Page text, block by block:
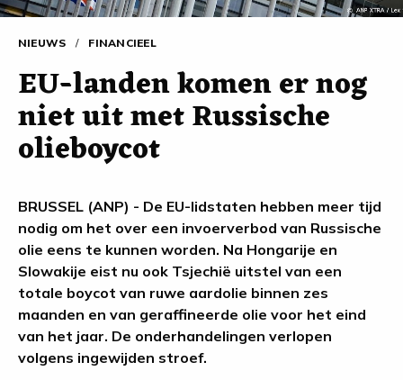
NIEUWS / FINANCIEEL
EU-landen komen er nog
niet uit met Russische
olieboycot
BRUSSEL (ANP) - De EU-lidstaten hebben meer tijd
nodig om het over een invoerverbod van Russische
olie eens te kunnen worden. Na Hongarije en
Slowakije eist nu ook Tsjechië uitstel van een
totale boycot van ruwe aardolie binnen zes
maanden en van geraffineerde olie voor het eind
van het jaar. De onderhandelingen verlopen
volgens ingewijden stroef.